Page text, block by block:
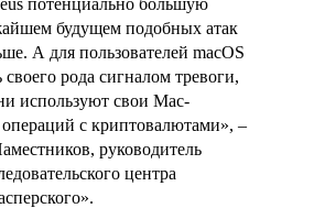
будущем подобных атак
А для пользователей macOS
своего рода сигналом тревоги,
используют свои Mac-
с криптовалютами», –
руководитель
центра